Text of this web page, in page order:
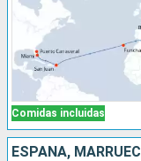
Comidas incluidas